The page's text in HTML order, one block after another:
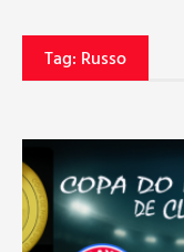
Tag: Russo